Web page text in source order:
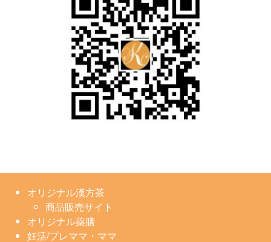
漢方の氣生薬局(豊島区大塚) 公式アカウ
オリジナルの八宝茶を作るワークショップ開催します
オリジナルのお茶5包おみやげつき。
その場で作ったお茶を飲みながら、薬膳スイーツをいた
オリジナル漢方茶
商品販売サイト
オリジナル薬膳
妊活/プレママ・ママ